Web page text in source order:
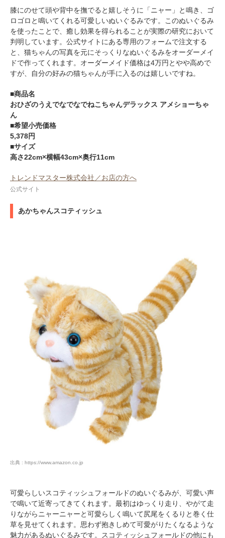
膝にのせて頭や背中を撫でると嬉しそうに「ニャー」と鳴き、ゴ
ロゴロと鳴いてくれる可愛しいぬいぐるみです。このぬいぐるみ
を使ったことで、癒し効果を得られることが実際の研究において
判明しています。公式サイトにある専用のフォームで注文する
と、猫ちゃんの写真を元にそっくりなぬいぐるみをオーダーメイ
ドで作ってくれます。オーダーメイド価格は4万円とやや高めで
すが、自分の好みの猫ちゃんが手に入るのは嬉しいですね。
■商品名
おひざのうえでなでなでねこちゃんデラックス アメショーちゃ
ん
■希望小売価格
5,378円
■サイズ
高さ22cm×横幅43cm×奥行11cm
トレンドマスター株式会社／お店の方へ
公式サイト
あかちゃんスコティッシュ
出典 : https://www.amazon.co.jp
可愛らしいスコティッシュフォールドのぬいぐるみが、可愛い声
で鳴いて近寄ってきてくれます。最初はゆっくり走り、やがて走
りながらニャーニャーと可愛らしく鳴いて尻尾をくるりと巻く仕
草を見せてくれます。思わず抱きしめて可愛がりたくなるような
魅力があるぬいぐるみです。スコティッシュフォールドの他にも
PECOアプリをダウンロード済みの方
アプリで開く